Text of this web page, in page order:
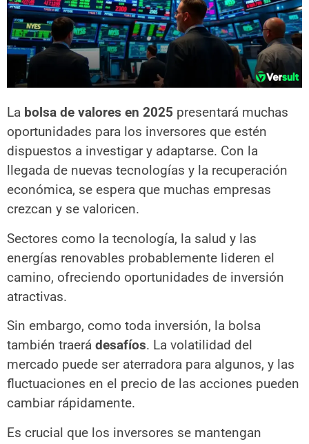
La bolsa de valores en 2025 presentará muchas
oportunidades para los inversores que estén
dispuestos a investigar y adaptarse. Con la
llegada de nuevas tecnologías y la recuperación
económica, se espera que muchas empresas
crezcan y se valoricen.
Sectores como la tecnología, la salud y las
energías renovables probablemente lideren el
camino, ofreciendo oportunidades de inversión
atractivas.
Sin embargo, como toda inversión, la bolsa
también traerá desafíos. La volatilidad del
mercado puede ser aterradora para algunos, y las
fluctuaciones en el precio de las acciones pueden
cambiar rápidamente.
Es crucial que los inversores se mantengan